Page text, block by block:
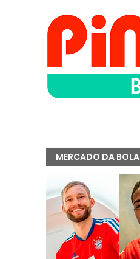
MERCADO DA BOLA